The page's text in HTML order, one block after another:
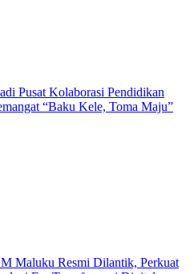
Pusat Kolaborasi Pendidikan
“Baku Kele, Toma Maju”
Maluku Resmi Dilantik, Perkuat